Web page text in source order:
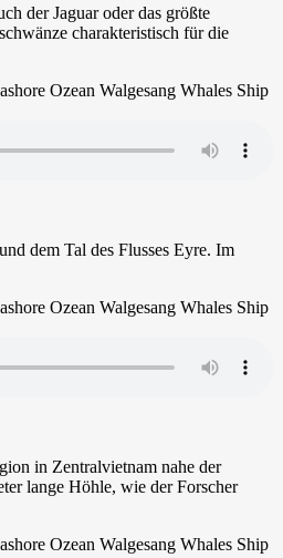
der Jaguar oder das größte
charakteristisch für die
dem Tal des Flusses Eyre. Im
in Zentralvietnam nahe der
lange Höhle, wie der Forscher